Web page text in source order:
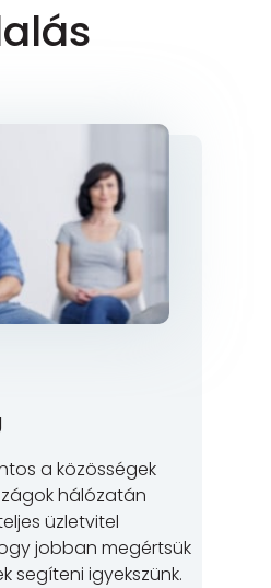
a közösségek
hálózatán
üzletvitel
jobban megértsük
segíteni igyekszünk.